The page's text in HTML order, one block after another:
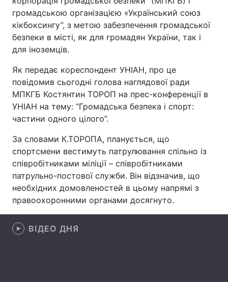
Головна Війна
Україна Політика
Економіка Світ
Техно і зв'язок
громадською організацією «Український союз
кікбоксингу”, з метою забезпечення громадської
безпеки в місті, як для громадян України, так і
для іноземців.
Як передає кореспондент УНІАН, про це
повідомив сьогодні голова наглядової ради
МПКГБ Костянтин ТОРОП на прес-конференції в
УНІАН на тему: “Громадська безпека і спорт:
частини одного цілого”.
За словами К.ТОРОПА, планується, що
спортсмени вестимуть патрулювання спільно із
співробітниками міліції – співробітниками
патрульно-постової служби. Він відзначив, що
необхідних домовленостей в цьому напрямі з
правоохоронними органами досягнуто.
ВІДЕО ДНЯ